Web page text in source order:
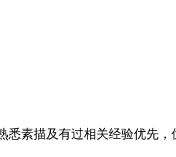
素描及有过相关经验优先